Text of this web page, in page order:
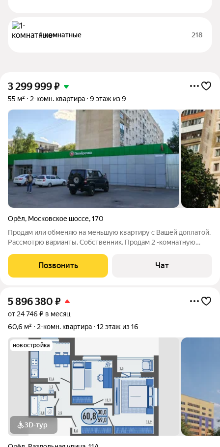
1-комнатные 218
3 299 999₽
55 м² 2-комн. квартира 9 этаж из 9
Орёл, Московское шоссе,170
Продам или обменяю на меньшую квартиру с Вашей доплатой.
Рассмотрю варианты. Собственник. Продам 2 -комнатную
Огромная, удобная, застеклённая лоджия 6 кв.м. Квартира в
жилом состоянии, требуется
Позвонить Чат
5 896 380 ₽
от 24 746 ₽ в месяц
60,6 м²
2-комн. квартира 12 этаж из 16
новостройка
3D-тур